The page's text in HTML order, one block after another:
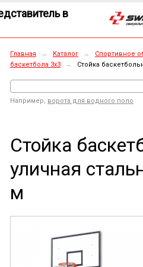
в
Главная → Каталог →
Спортивное
баскетбола 3х3
→ Стойка
Например, ворота для водного поло
Стойка
уличная
м